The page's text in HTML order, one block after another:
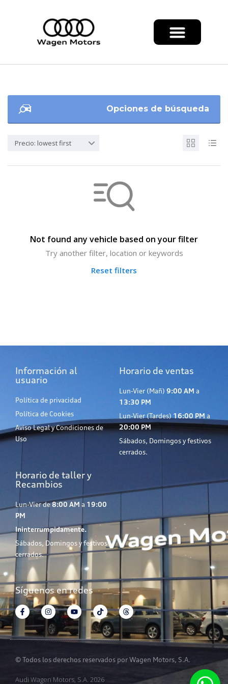
Opciones de búsqueda
Precio: lowest first
Not found any vehicle based on your filter
Try another filter, location or keywords
Reset filters
Información al
usuario
Política de privacidad
Política de Cookies
Aviso Legal y Condiciones de
Uso
Horario de ventas
Lun-Vier (Mañ) 9:00 AM a
13:30 PM
Lun-Vier (Tardes) 16:00 PM a
20:00 PM
Sábados, Domingos y festivos
cerrados.
Horario de taller y
Recambios
Lun-Vier de8:00 AM a 19:00
PM
Ininterrumpidamente.
Sábados, Domingos y festivos
cerrados.
Síguenos en redes
© Todos los derechos reservados por Wagen Motors, S.A.
Audi Wagen Motors, S.A. 2026